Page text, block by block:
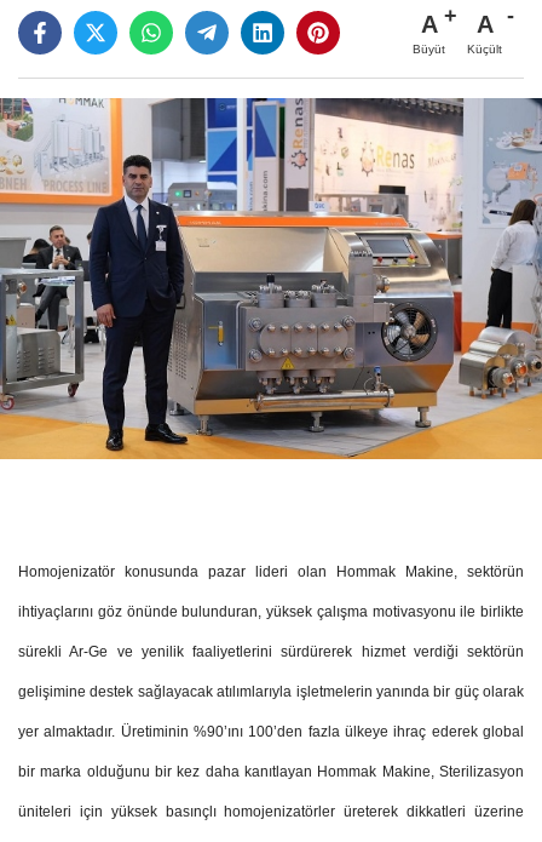
A
Büyüt
A
Küçült
Homojenizatör konusunda pazar lideri olan Hommak Makine, sektörün
ihtiyaçlarını göz önünde bulunduran, yüksek çalışma motivasyonu ile birlikte
sürekli Ar-Ge ve yenilik faaliyetlerini sürdürerek hizmet verdiği sektörün
gelişimine destek sağlayacak atılımlarıyla işletmelerin yanında bir güç olarak
yer almaktadır. Üretiminin %90’ını 100’den fazla ülkeye ihraç ederek global
bir marka olduğunu bir kez daha kanıtlayan Hommak Makine, Sterilizasyon
üniteleri için yüksek basınçlı homojenizatörler üreterek dikkatleri üzerine